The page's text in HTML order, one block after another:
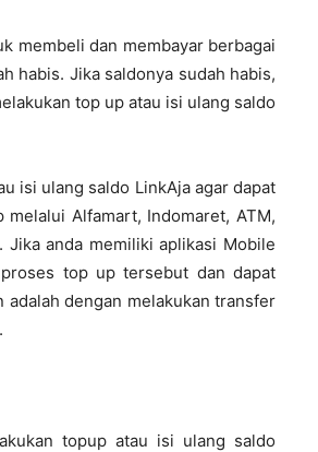
membeli dan membayar berbagai
habis. Jika saldonya sudah habis,
top up atau isi ulang saldo
isi ulang saldo LinkAja agar dapat
Alfamart, Indomaret, ATM,
Jika anda memiliki aplikasi Mobile
top up tersebut dan dapat
adalah dengan melakukan transfer
topup atau isi ulang saldo